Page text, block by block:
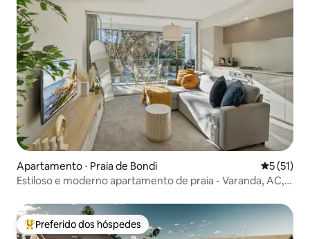
Apartamento ⋅ Praia de Bondi 5 de uma
5 (51)
Estiloso e moderno apartamento de praia - Varanda, AC,
Entre os melhores preferidos dos hóspedes
Preferido dos hóspedes